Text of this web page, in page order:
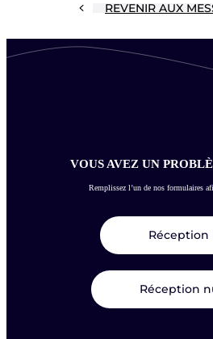
REVENIR AUX
VOUS AVEZ UN
Remplissez l’un de nos formulaires
Réception
Réception